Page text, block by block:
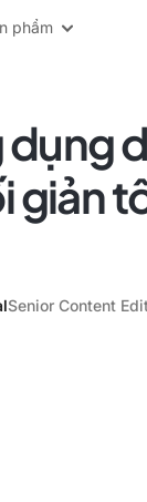
phẩm
dụng
giản
Senior Content